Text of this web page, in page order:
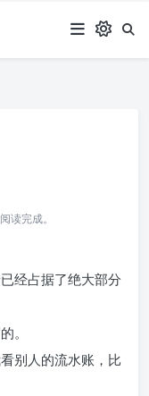
读完成。
经占据了绝大部分
。
别人的流水账，比